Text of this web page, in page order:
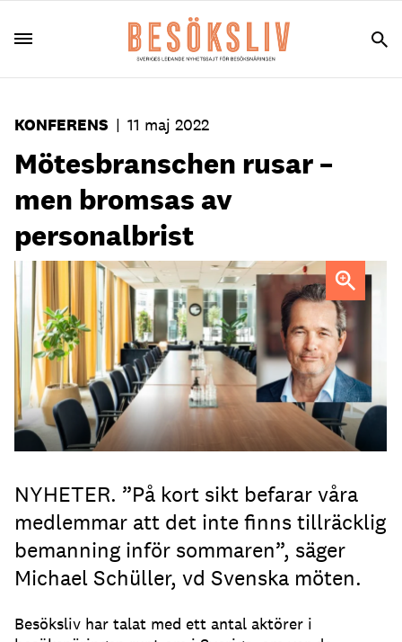
KONFERENS | 11 maj 2022
Mötesbranschen rusar –
men bromsas av
personalbrist
Michael Schüller, vd Svenska möten.Foto: Svenska möten
NYHETER. ”På kort sikt befarar våra
medlemmar att det inte finns tillräcklig
bemanning inför sommaren”, säger
Michael Schüller, vd Svenska möten.
Besöksliv har talat med ett antal aktörer i